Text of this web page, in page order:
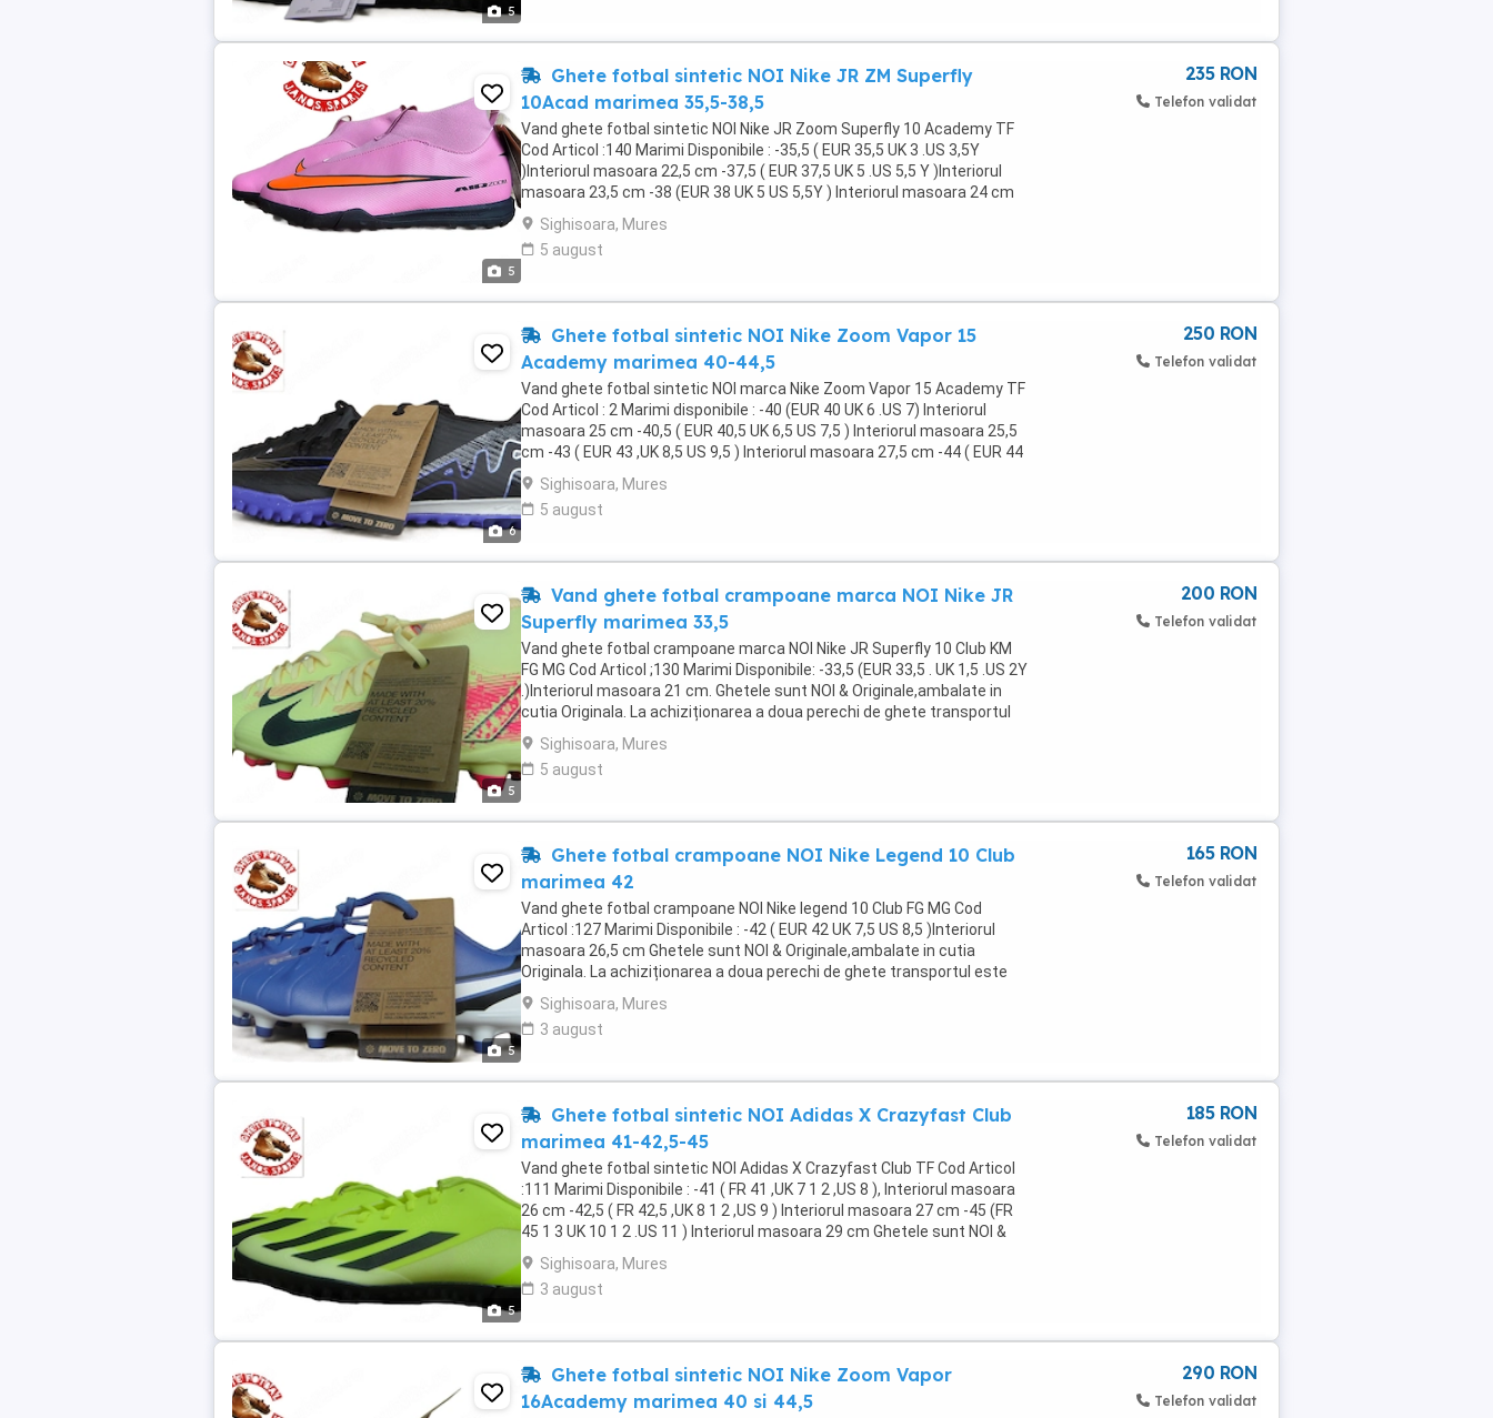
5
5
Ghete fotbal sintetic NOI Nike JR ZM Superfly
10Acad marimea 35,5-38,5
Vand ghete fotbal sintetic NOI Nike JR Zoom Superfly 10 Academy TF
Cod Articol :140 Marimi Disponibile : -35,5 ( EUR 35,5 UK 3 .US 3,5Y
)Interiorul masoara 22,5 cm -37,5 ( EUR 37,5 UK 5 .US 5,5 Y )Interiorul
masoara 23,5 cm -38 (EUR 38 UK 5 US 5,5Y ) Interiorul masoara 24 cm
-38,5 ( EUR 38,5 UK 5,5 .US ...
Sighisoara, Mures
5 august
235 RON
Telefon validat
6
Ghete fotbal sintetic NOI Nike Zoom Vapor 15
Academy marimea 40-44,5
Vand ghete fotbal sintetic NOI marca Nike Zoom Vapor 15 Academy TF
Cod Articol : 2 Marimi disponibile : -40 (EUR 40 UK 6 .US 7) Interiorul
masoara 25 cm -40,5 ( EUR 40,5 UK 6,5 US 7,5 ) Interiorul masoara 25,5
cm -43 ( EUR 43 ,UK 8,5 US 9,5 ) Interiorul masoara 27,5 cm -44 ( EUR 44
,UK 9 US 10 ) Interiorul ...
Sighisoara, Mures
5 august
250 RON
Telefon validat
5
Vand ghete fotbal crampoane marca NOI Nike JR
Superfly marimea 33,5
Vand ghete fotbal crampoane marca NOI Nike JR Superfly 10 Club KM
FG MG Cod Articol ;130 Marimi Disponibile: -33,5 (EUR 33,5 . UK 1,5 .US 2Y
.)Interiorul masoara 21 cm. Ghetele sunt NOI & Originale,ambalate in
cutia Originala. La achiziționarea a doua perechi de ghete transportul
este gratuit ! Livrare ...
Sighisoara, Mures
5 august
200 RON
Telefon validat
5
Ghete fotbal crampoane NOI Nike Legend 10 Club
marimea 42
Vand ghete fotbal crampoane NOI Nike legend 10 Club FG MG Cod
Articol :127 Marimi Disponibile : -42 ( EUR 42 UK 7,5 US 8,5 )Interiorul
masoara 26,5 cm Ghetele sunt NOI & Originale,ambalate in cutia
Originala. La achiziționarea a doua perechi de ghete transportul este
gratuit ! Livrare in maxim 48 ...
Sighisoara, Mures
3 august
165 RON
Telefon validat
5
Ghete fotbal sintetic NOI Adidas X Crazyfast Club
marimea 41-42,5-45
Vand ghete fotbal sintetic NOI Adidas X Crazyfast Club TF Cod Articol
:111 Marimi Disponibile : -41 ( FR 41 ,UK 7 1 2 ,US 8 ), Interiorul masoara
26 cm -42,5 ( FR 42,5 ,UK 8 1 2 ,US 9 ) Interiorul masoara 27 cm -45 (FR
45 1 3 UK 10 1 2 .US 11 ) Interiorul masoara 29 cm Ghetele sunt NOI &
Originale,ambalate ...
Sighisoara, Mures
3 august
185 RON
Telefon validat
Ghete fotbal sintetic NOI Nike Zoom Vapor
16Academy marimea 40 si 44,5
290 RON
Telefon validat